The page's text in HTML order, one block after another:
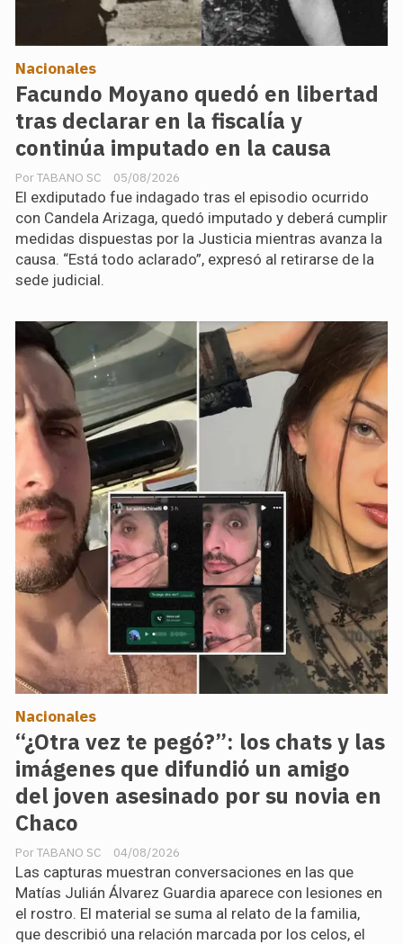
Facundo Moyano quedó en libertad
tras declarar en la fiscalía y
continúa imputado en la causa
TABANO SC
Nacionales
05/08/2026
El exdiputado fue indagado tras el episodio ocurrido
con Candela Arizaga, quedó imputado y deberá cumplir
medidas dispuestas por la Justicia mientras avanza la
causa. “Está todo aclarado”, expresó al retirarse de la
sede judicial.
“¿Otra vez te pegó?”: los chats y las
imágenes que difundió un amigo
del joven asesinado por su novia en
Chaco
TABANO SC
Nacionales
04/08/2026
Las capturas muestran conversaciones en las que
Matías Julián Álvarez Guardia aparece con lesiones en
el rostro. El material se suma al relato de la familia,
que describió una relación marcada por los celos, el